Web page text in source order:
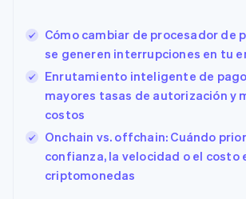
Cómo cambiar de procesador de
se generen interrupciones en tu
Enrutamiento inteligente de
mayores tasas de autorización y
costos
Onchain vs. offchain: Cuándo
confianza, la velocidad o el costo
criptomonedas
España
EspañolEnglish
Estados Unidos
Español 简体中文
Estonia
English
Finlandia
EnglishSvenska
Francia
Français